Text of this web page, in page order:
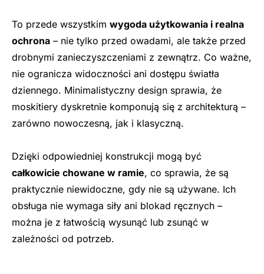
To przede wszystkim wygoda użytkowania i realna
ochrona – nie tylko przed owadami, ale także przed
drobnymi zanieczyszczeniami z zewnątrz. Co ważne,
nie ogranicza widoczności ani dostępu światła
dziennego. Minimalistyczny design sprawia, że
moskitiery dyskretnie komponują się z architekturą –
zarówno nowoczesną, jak i klasyczną.
Dzięki odpowiedniej konstrukcji mogą być
całkowicie chowane w ramie, co sprawia, że są
praktycznie niewidoczne, gdy nie są używane. Ich
obsługa nie wymaga siły ani blokad ręcznych –
można je z łatwością wysunąć lub zsunąć w
zależności od potrzeb.